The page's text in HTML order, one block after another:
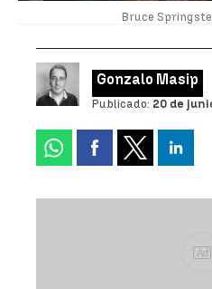
Bruce
Gonzalo Masip
Publicado: 20 de
Ad